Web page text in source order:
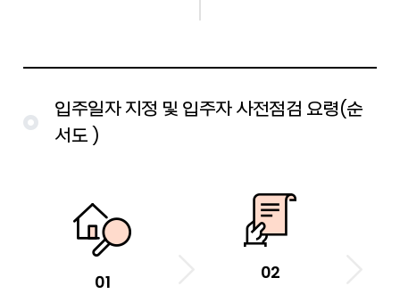
입주일자 지정 및 입주자 사전점검 요령(순
서도 )
01 02